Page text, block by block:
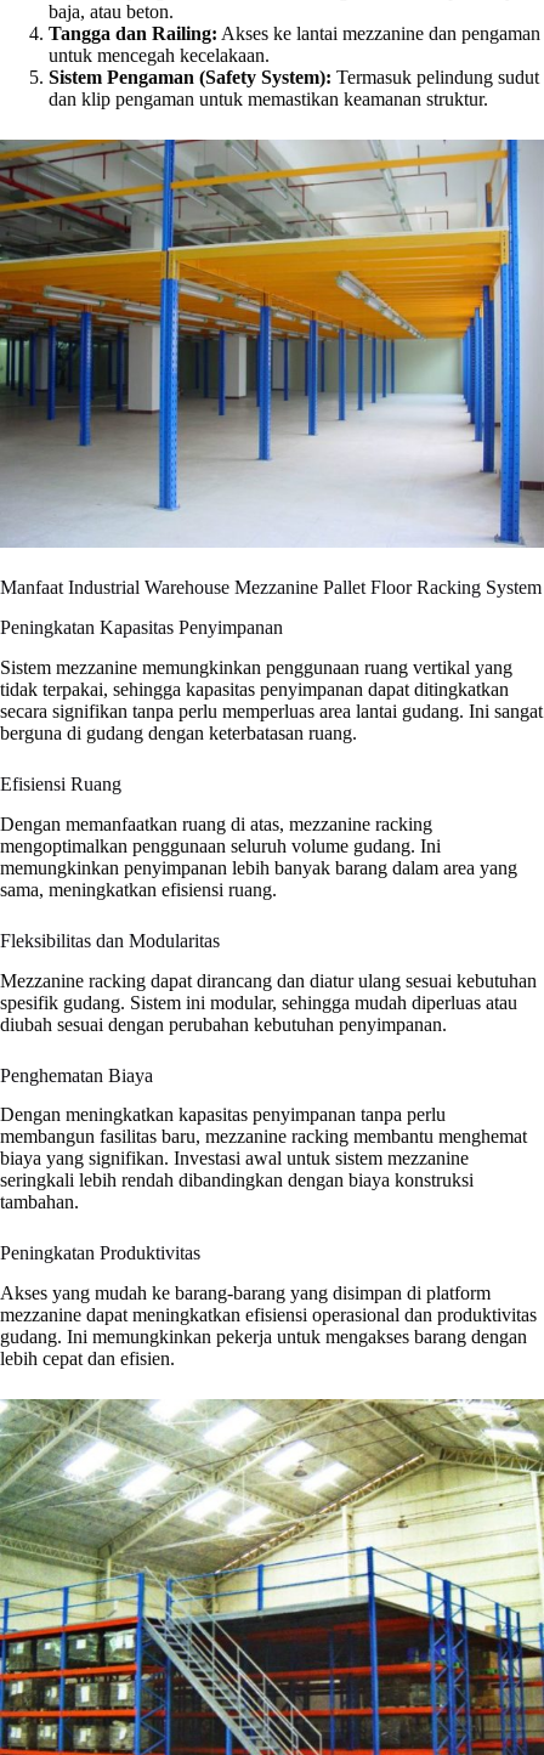
baja, atau beton.
Tangga dan Railing: Akses ke lantai mezzanine dan pengaman
untuk mencegah kecelakaan.
Sistem Pengaman (Safety System): Termasuk pelindung sudut
dan klip pengaman untuk memastikan keamanan struktur.
Manfaat Industrial Warehouse Mezzanine Pallet Floor Racking System
Peningkatan Kapasitas Penyimpanan
Sistem mezzanine memungkinkan penggunaan ruang vertikal yang
tidak terpakai, sehingga kapasitas penyimpanan dapat ditingkatkan
secara signifikan tanpa perlu memperluas area lantai gudang. Ini sangat
berguna di gudang dengan keterbatasan ruang.
Efisiensi Ruang
Dengan memanfaatkan ruang di atas, mezzanine racking
mengoptimalkan penggunaan seluruh volume gudang. Ini
memungkinkan penyimpanan lebih banyak barang dalam area yang
sama, meningkatkan efisiensi ruang.
Fleksibilitas dan Modularitas
Mezzanine racking dapat dirancang dan diatur ulang sesuai kebutuhan
spesifik gudang. Sistem ini modular, sehingga mudah diperluas atau
diubah sesuai dengan perubahan kebutuhan penyimpanan.
Penghematan Biaya
Dengan meningkatkan kapasitas penyimpanan tanpa perlu
membangun fasilitas baru, mezzanine racking membantu menghemat
biaya yang signifikan. Investasi awal untuk sistem mezzanine
seringkali lebih rendah dibandingkan dengan biaya konstruksi
tambahan.
Peningkatan Produktivitas
Akses yang mudah ke barang-barang yang disimpan di platform
mezzanine dapat meningkatkan efisiensi operasional dan produktivitas
gudang. Ini memungkinkan pekerja untuk mengakses barang dengan
lebih cepat dan efisien.